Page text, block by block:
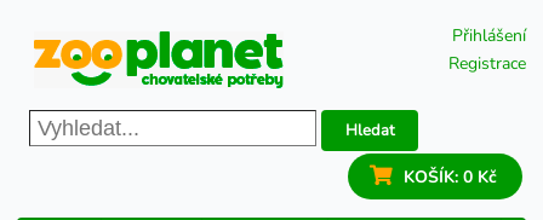
Přihlášení
Registrace
Hledat
KOŠÍK: 0 Kč